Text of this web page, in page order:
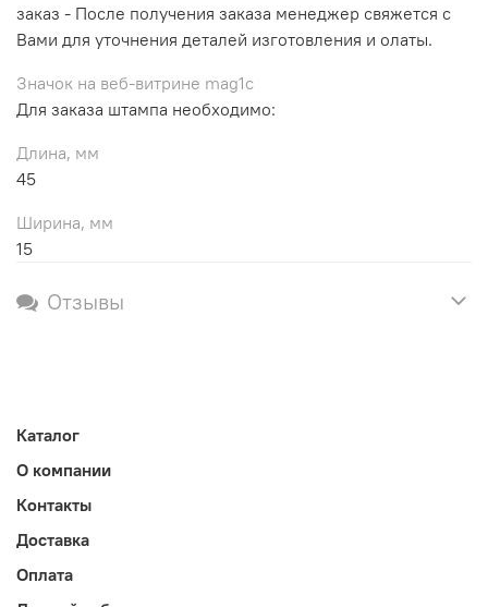
заказ - После получения заказа менеджер свяжется с
Вами для уточнения деталей изготовления и олаты.
Значок на веб-витрине mag1c
Для заказа штампа необходимо:
Длина, мм
45
Ширина, мм
15
Отзывы
Каталог
О компании
Контакты
Доставка
Оплата